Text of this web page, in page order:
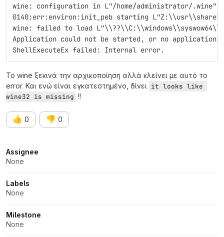
wine: configuration in L"/home/administrator/.wine"
0140:err:environ:init_peb starting
wine: failed to load
Application could not be started, or no
ShellExecuteEx failed: Internal error.
Το wine ξεκινά την αρχικοποίηση αλλά κλείνει με αυτό το
error. Και ενώ είναι εγκατεστημένο, δίνει it looks like
wine32 is missing !!
👍 0 👎 0
Attributes
Assignee
None
Labels
None
Milestone
None